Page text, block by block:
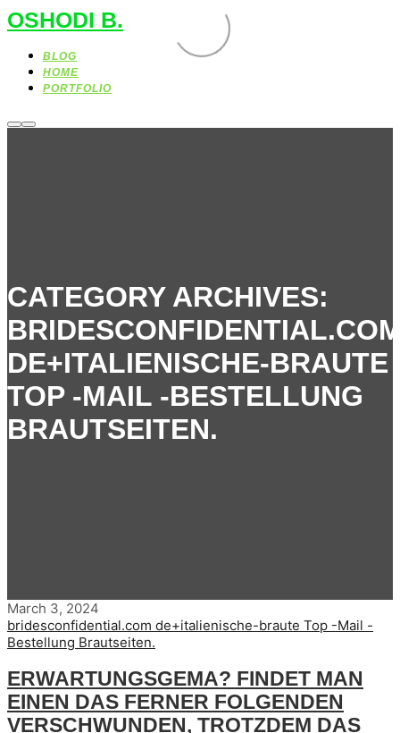
OSHODI B.
BLOG
HOME
PORTFOLIO
MoreMain
CATEGORY ARCHIVES:
DE+ITALIENISCHE-BRAUTE
TOP -MAIL -BESTELLUNG
BRAUTSEITEN.
March 3, 2024
bridesconfidential.com de+italienische-braute Top -Mail -
Bestellung Brautseiten.
ERWARTUNGSGEMA? FINDET MAN
EINEN DAS FERNER FOLGENDEN
VERSCHWUNDEN, TROTZDEM DAS